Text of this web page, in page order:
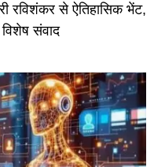
रविशंकर से ऐतिहासिक भेंट,
विशेष संवाद